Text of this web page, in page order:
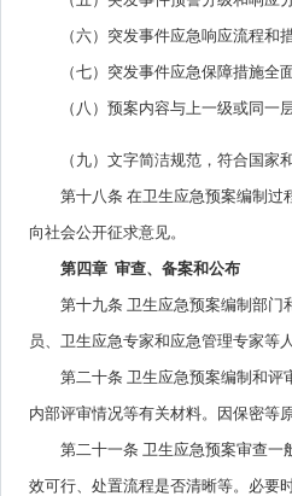
（六）突发事件应急响应流程和措
（七）突发事件应急保障措施全面
（八）预案内容与上一级或同一
（九）文字简洁规范，符合国家
第十八条 在卫生应急预案编制过程
向社会公开征求意见。
第四章 审查、备案和公布
第十九条 卫生应急预案编制部门和
员、卫生应急专家和应急管理专家等
第二十条 卫生应急预案编制和评审
内部评审情况等有关材料。因保密等
第二十一条 卫生应急预案审查一般
效可行、处置流程是否清晰等。必要